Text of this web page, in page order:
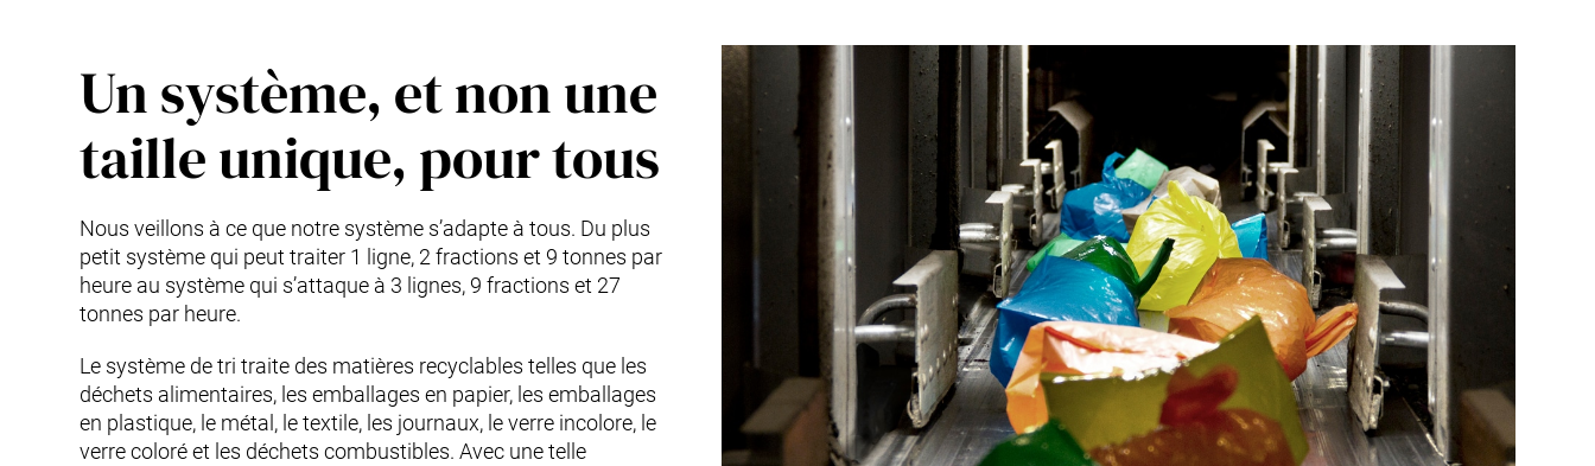
Un système, et non une
taille unique, pour tous
Nous veillons à ce que notre système s’adapte à tous. Du plus
petit système qui peut traiter 1 ligne, 2 fractions et 9 tonnes par
heure au système qui s’attaque à 3 lignes, 9 fractions et 27
tonnes par heure.
Le système de tri traite des matières recyclables telles que les
déchets alimentaires, les emballages en papier, les emballages
en plastique, le métal, le textile, les journaux, le verre incolore, le
verre coloré et les déchets combustibles. Avec une telle